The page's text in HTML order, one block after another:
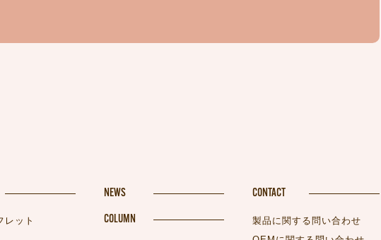
レット
NEWS
COLUMN
CONTACT
製品に関する問い合わせ